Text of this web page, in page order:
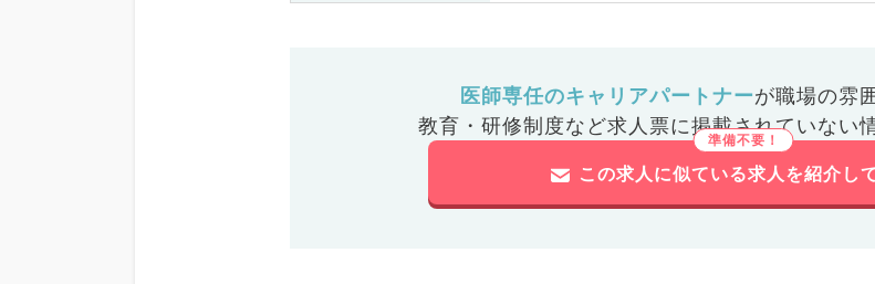
医師専任のキャリアパートナーが職場の雰
教育・研修制度など求人票に掲載されていない
この求人に似ている求人を紹介し